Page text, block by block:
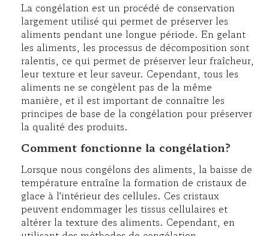
La congélation est un procédé de conservation
largement utilisé qui permet de préserver les
aliments pendant une longue période. En gelant
les aliments, les processus de décomposition sont
ralentis, ce qui permet de préserver leur fraîcheur,
leur texture et leur saveur. Cependant, tous les
aliments ne se congèlent pas de la même
manière, et il est important de connaître les
principes de base de la congélation pour préserver
la qualité des produits.
Comment fonctionne la congélation?
Lorsque nous congélons des aliments, la baisse de
température entraîne la formation de cristaux de
glace à l’intérieur des cellules. Ces cristaux
peuvent endommager les tissus cellulaires et
altérer la texture des aliments. Cependant, en